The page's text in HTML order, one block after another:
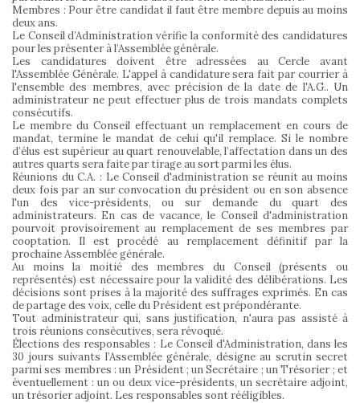
Membres : Pour être candidat il faut être membre depuis au moins
deux ans.
Le Conseil d’Administration vérifie la conformité des candidatures
pour les présenter à l’Assemblée générale.
Les candidatures doivent être adressées au Cercle avant
l'Assemblée Générale. L'appel à candidature sera fait par courrier à
l'ensemble des membres, avec précision de la date de l'A.G.. Un
administrateur ne peut effectuer plus de trois mandats complets
consécutifs.
Le membre du Conseil effectuant un remplacement en cours de
mandat, termine le mandat de celui qu'il remplace. Si le nombre
d’élus est supérieur au quart renouvelable, l’affectation dans un des
autres quarts sera faite par tirage au sort parmi les élus.
Réunions du C.A. : Le Conseil d'administration se réunit au moins
deux fois par an sur convocation du président ou en son absence
l'un des vice-présidents, ou sur demande du quart des
administrateurs. En cas de vacance, le Conseil d'administration
pourvoit provisoirement au remplacement de ses membres par
cooptation. Il est procédé au remplacement définitif par la
prochaine Assemblée générale.
Au moins la moitié des membres du Conseil (présents ou
représentés) est nécessaire pour la validité des délibérations. Les
décisions sont prises à la majorité des suffrages exprimés. En cas
de partage des voix, celle du Président est prépondérante.
Tout administrateur qui, sans justification, n'aura pas assisté à
trois réunions consécutives, sera révoqué.
Élections des responsables : Le Conseil d'Administration, dans les
30 jours suivants l’Assemblée générale, désigne au scrutin secret
parmi ses membres : un Président ; un Secrétaire ; un Trésorier ; et
éventuellement : un ou deux vice-présidents, un secrétaire adjoint,
un trésorier adjoint. Les responsables sont rééligibles.